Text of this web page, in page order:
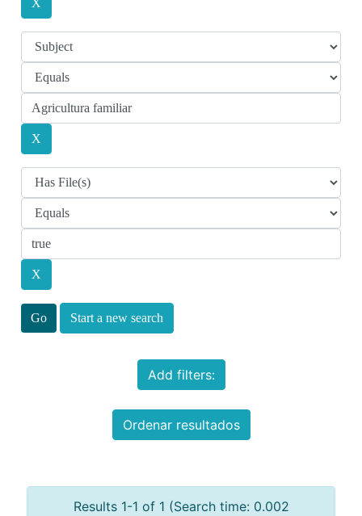
Start a new search
Add filters:
Ordenar resultados
Results 1-1 of 1 (Search time: 0.002